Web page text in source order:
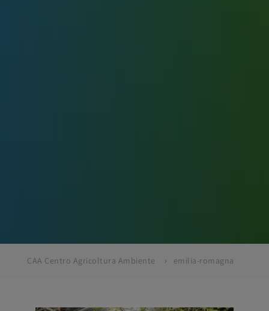
CAA Centro Agricoltura Ambiente emilia-romagna